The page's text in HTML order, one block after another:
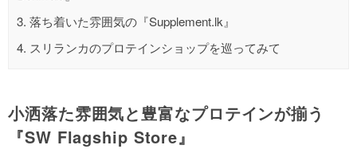
3. 落ち着いた雰囲気の『Supplement.lk』
4. スリランカのプロテインショップを巡ってみて
小洒落た雰囲気と豊富なプロテインが揃う
『SW Flagship Store』